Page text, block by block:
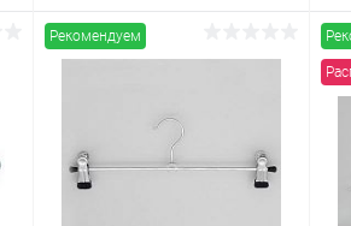
В корзину
клик
В избранное В наличии
Рекомендуем